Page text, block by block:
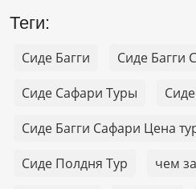
Теги:
Сиде Багги
Сиде Багги
Сиде Сафари Туры
Сиде Багги Сафари Цена
Сиде Полдня Тур
чем